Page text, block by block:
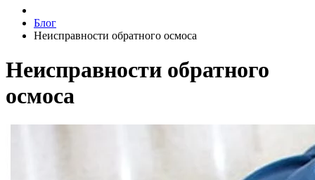
Блог
Неисправности обратного осмоса
Неисправности обратного
осмоса